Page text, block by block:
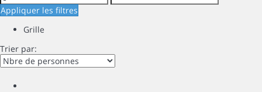
Appliquer les filtres
Grille
Trier par: